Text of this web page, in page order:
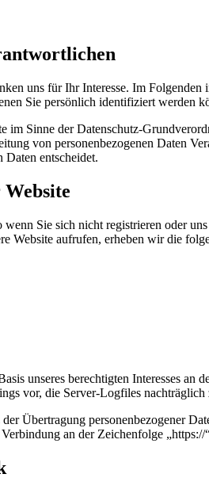
uns für Ihr Interesse. Im
Sie persönlich identifiziert werden
im Sinne der Datenschutz-
von personenbezogenen Daten
entscheidet.
Website
Sie sich nicht registrieren oder
Website aufrufen, erheben wir die
unseres berechtigten Interesses an
vor, die Server-Logfiles
Übertragung personenbezogener
an der Zeichenfolge